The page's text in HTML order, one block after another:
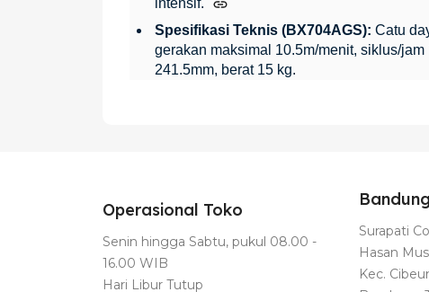
intensif.
Spesifikasi Teknis (BX704AGS): Catu
gerakan maksimal 10.5m/menit, siklus/
241.5mm, berat 15 kg.
Operasional Toko
Senin hingga Sabtu, pukul 08.00 -
16.00 WIB
Hari Libur Tutup
Surapati
Hasan
Kec.